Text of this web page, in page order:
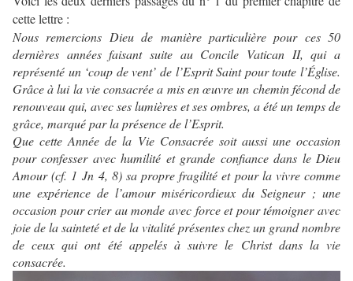
cette lettre :
Nous remercions Dieu de manière particulière pour ces 50
dernières années faisant suite au Concile Vatican II, qui a
représenté un ‘coup de vent’ de l’Esprit Saint pour toute l’Église.
Grâce à lui la vie consacrée a mis en œuvre un chemin fécond de
renouveau qui, avec ses lumières et ses ombres, a été un temps de
grâce, marqué par la présence de l’Esprit.
Que cette Année de la Vie Consacrée soit aussi une occasion
pour confesser avec humilité et grande confiance dans le Dieu
Amour (cf. 1 Jn 4, 8) sa propre fragilité et pour la vivre comme
une expérience de l’amour miséricordieux du Seigneur ; une
occasion pour crier au monde avec force et pour témoigner avec
joie de la sainteté et de la vitalité présentes chez un grand nombre
de ceux qui ont été appelés à suivre le Christ dans la vie
consacrée.